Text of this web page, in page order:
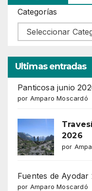
Categorías
Ultimas entradas
Panticosa junio
por Amparo Moscardó
2026
por
Fuentes de Ayodar
por Amparo Moscardó